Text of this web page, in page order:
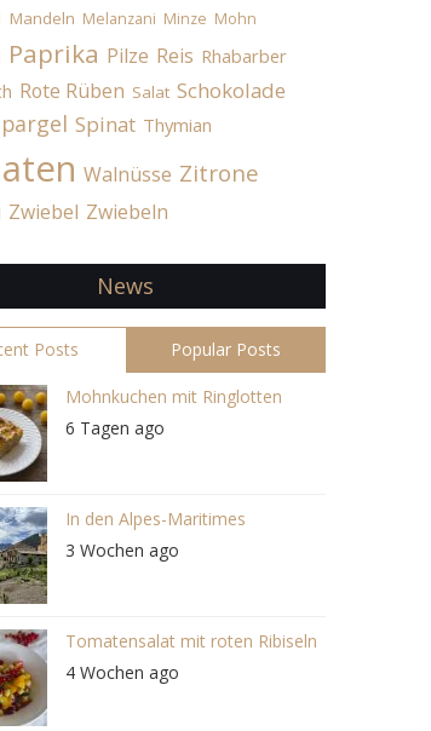
Mandeln Melanzani Minze Mohn
Paprika Pilze Reis Rhabarber
Rote Rüben Salat Schokolade
Spinat Thymian
Walnüsse Zitrone
Zwiebel Zwiebeln
News
Posts Popular Posts
Mohnkuchen mit Ringlotten
6 Tagen ago
In den Alpes-Maritimes
3 Wochen ago
Tomatensalat mit roten Ribiseln
4 Wochen ago